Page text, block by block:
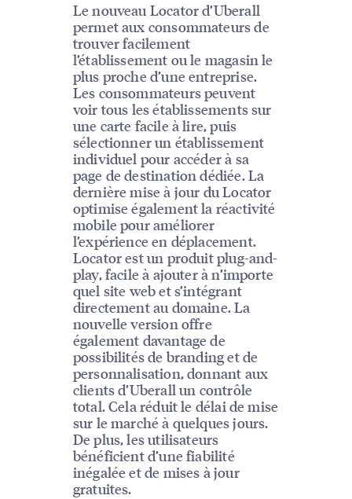
Le nouveau Locator d’Uberall
permet aux consommateurs de
trouver facilement
l’établissement ou le magasin le
plus proche d’une entreprise.
Les consommateurs peuvent
voir tous les établissements sur
une carte facile à lire, puis
sélectionner un établissement
individuel pour accéder à sa
page de destination dédiée. La
dernière mise à jour du Locator
optimise également la réactivité
mobile pour améliorer
l’expérience en déplacement.
Locator est un produit plug-and-
play, facile à ajouter à n’importe
quel site web et s’intégrant
directement au domaine. La
nouvelle version offre
également davantage de
possibilités de branding et de
personnalisation, donnant aux
clients d’Uberall un contrôle
total. Cela réduit le délai de mise
sur le marché à quelques jours.
De plus, les utilisateurs
bénéficient d’une fiabilité
inégalée et de mises à jour
gratuites.